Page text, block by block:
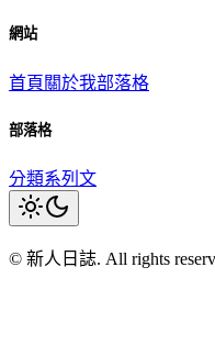
網站
首頁 關於我部落格
部落格
分類系列文
© 新人日誌. All rights